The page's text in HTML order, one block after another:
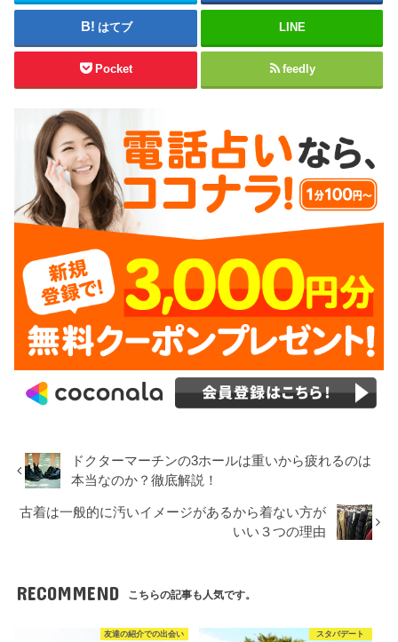
はてブ LINE
Pocket feedly
ドクターマーチンの3ホールは重いから疲れるのは
本当なのか？徹底解説！
古着は一般的に汚いイメージがあるから着ない方が
いい３つの理由
RECOMMEND こちらの記事も人気です。
友達の紹介での出会い スタバデート